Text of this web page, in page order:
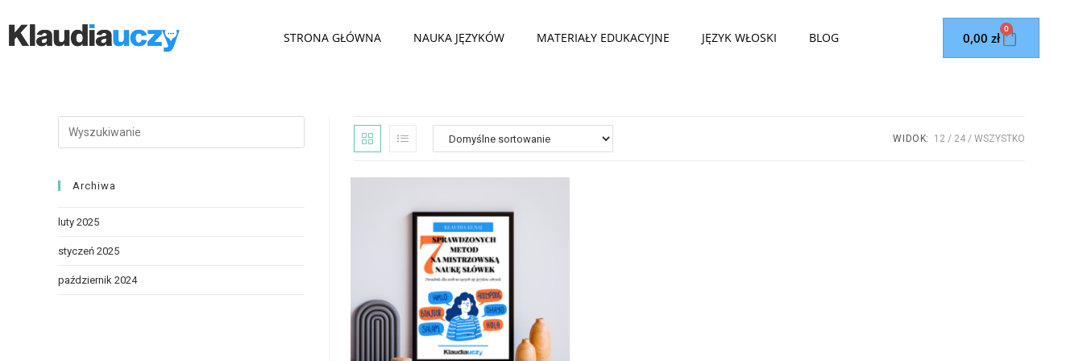
STRONA GŁÓWNA NAUKA JĘZYKÓW MATERIAŁY EDUKACYJNE JĘZYK WŁOSKI BLOG 0,00 zł
0
WIDOK: 12 24 WSZYSTKO
Archiwa
luty 2025
styczeń 2025
październik 2024